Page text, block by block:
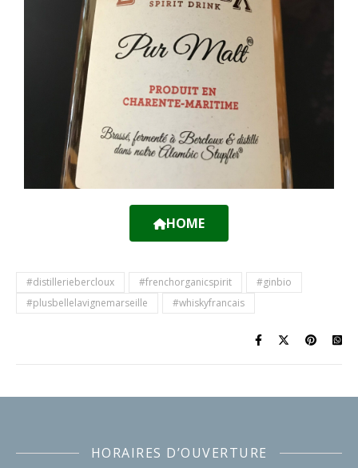
HOME
#distilleriebercloux #frenchorganicspirit
#ginbio
#plusbellelavignemarseille
#whiskyfrancais
HORAIRES D’OUVERTURE